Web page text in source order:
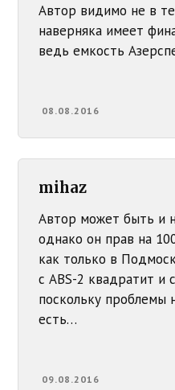
Автор видимо не в
наверняка имеет
ведь емкость
08.08.2016
mihaz
Автор может быть и
однако он прав на
как только в
с ABS-2 квадратит и
поскольку проблемы
есть…
09.08.2016